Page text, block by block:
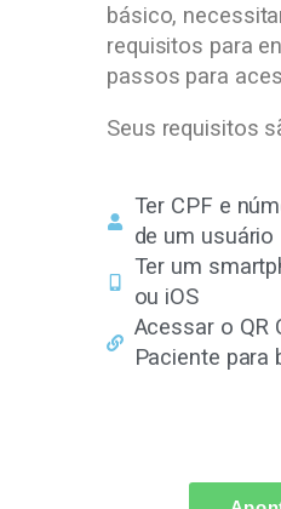
básico,
requisitos para
passos para
Seus requisitos
Ter CPF e
de um usuário
Ter um
ou iOS
Acessar o QR
Paciente para